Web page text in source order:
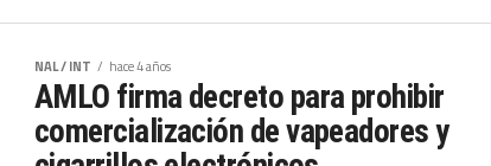
NAL / INT hace 4 años
AMLO firma decreto para prohibir
comercialización de vapeadores y